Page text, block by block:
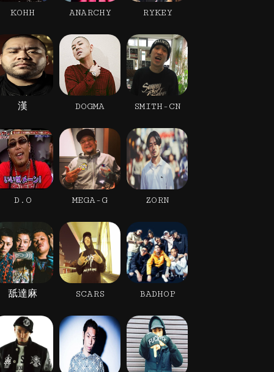
KOHH ANARCHY RYKEY
漢 DOGMA SMITH-CN
D.O MEGA-G ZORN
舐達麻 SCARS BADHOP